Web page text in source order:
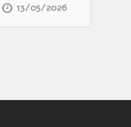
13/05/2026